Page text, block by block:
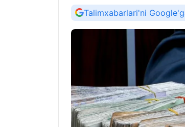
Talimxabarlari'ni